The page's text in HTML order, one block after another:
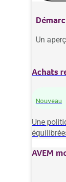
Un
Achats
Nouveau
Une
AVEM